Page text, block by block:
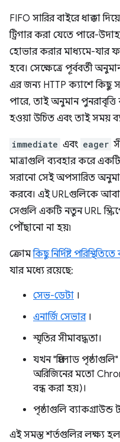
FIFO সারির বাইরে ধাক্কা
ট্রিগার করা যেতে পারে-
হোভার করার মাধ্যমে-যার
হবে। সেক্ষেত্রে পূর্ববর্তী
এর জন্য HTTP ক্যাশে কিছু
পারে, তাই অনুমান
হওয়া উচিত এবং তাই সময়
immediate এবং eager
মাত্রাগুলি ব্যবহার করে
সরানো সেই অপসারিত
করবে। এই URLগুলিকে
সেগুলি একটি নতুন URL
পৌঁছানো না হয়৷
ক্রোমকিছু নির্দিষ্ট
যার মধ্যে রয়েছে:
সেভ-ডেটা ।
এনার্জি সেভার।
স্মৃতির সীমাবদ্ধতা।
যখন "প্রিলোড
অরিজিনের মতো
বন্ধ করা হয়)।
পৃষ্ঠাগুলি ব্যাকগ্রাউন্ড
এই সমস্ত শর্তগুলির লক্ষ্য হল